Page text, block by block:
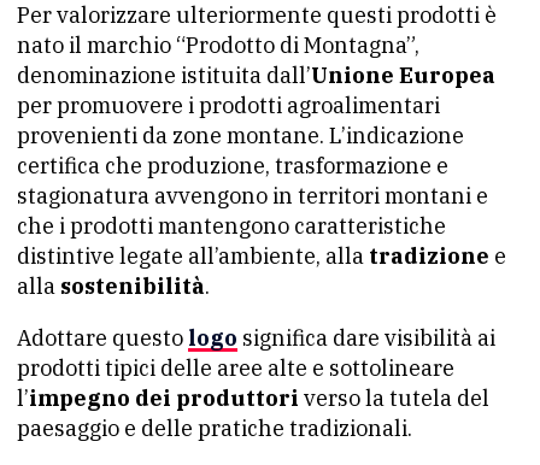
Per valorizzare ulteriormente questi prodotti è
nato il marchio “Prodotto di Montagna”,
denominazione istituita dall’Unione Europea
per promuovere i prodotti agroalimentari
provenienti da zone montane. L’indicazione
certifica che produzione, trasformazione e
stagionatura avvengono in territori montani e
che i prodotti mantengono caratteristiche
distintive legate all’ambiente, alla tradizione e
alla sostenibilità.
Adottare questo logo significa dare visibilità ai
prodotti tipici delle aree alte e sottolineare
l’impegno dei produttori verso la tutela del
paesaggio e delle pratiche tradizionali.